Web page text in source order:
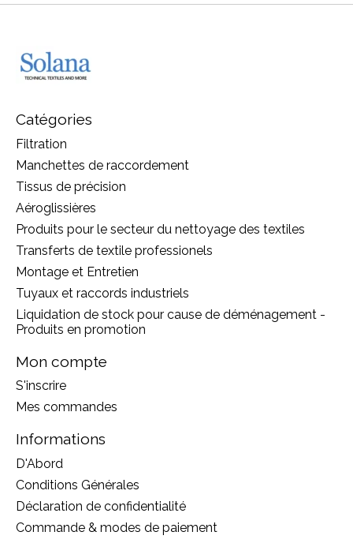
Catégories
Filtration
Manchettes de raccordement
Tissus de précision
Aéroglissières
Produits pour le secteur du nettoyage des textiles
Transferts de textile professionels
Montage et Entretien
Tuyaux et raccords industriels
Liquidation de stock pour cause de déménagement -
Produits en promotion
Mon compte
S'inscrire
Mes commandes
Informations
D'Abord
Conditions Générales
Déclaration de confidentialité
Commande & modes de paiement